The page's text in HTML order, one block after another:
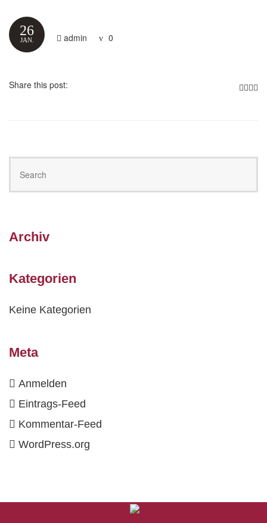
26
JAN. admin 0
Share this post:
Archiv
Kategorien
Keine Kategorien
Meta
Anmelden
Eintrags-Feed
Kommentar-Feed
WordPress.org